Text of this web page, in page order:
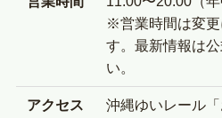
※営業時間は変更
す。最新情報は
い。
アクセス 沖縄ゆいレール